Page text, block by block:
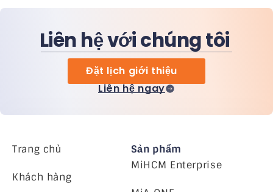
Liên hệ với chúng tôi
Đặt lịch giới thiệu
Liên hệ ngay
Trang chủ
Khách hàng
Sản phẩm
MiHCM Enterprise